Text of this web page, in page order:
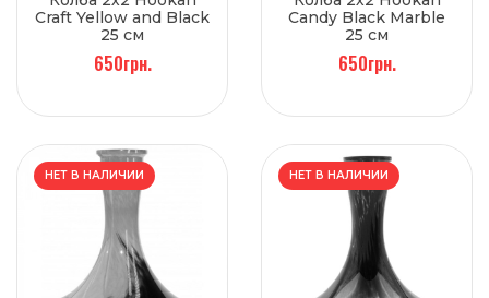
Craft Yellow and Black
25 см
650грн.
Candy Black Marble
25 см
650грн.
НЕТ В НАЛИЧИИ НЕТ В НАЛИЧИИ